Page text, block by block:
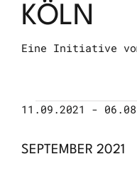
KÖLN
Eine Initiative
Ansichten-
Navigation
11.09.2021 -
SEPTEMBER 2021